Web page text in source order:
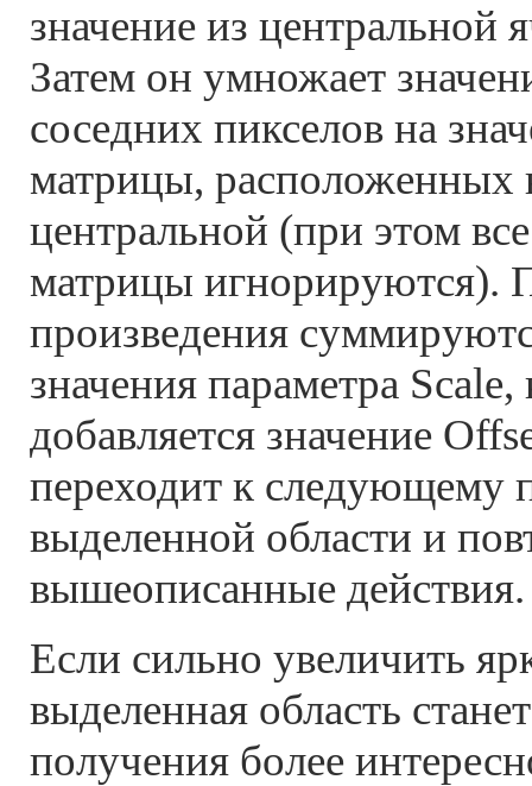
значение из центральной
Затем он умножает
соседних пикселов на
матрицы, расположенных
центральной (при этом
матрицы игнорируются).
произведения
значения параметра
добавляется значение
переходит к следующему
выделенной области и
вышеописанные действия.
Если сильно увеличить
выделенная область
получения более